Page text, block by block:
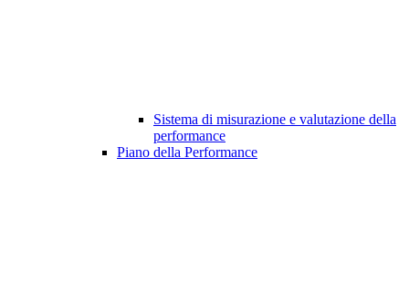
Sistema di misurazione e valutazione della
performance
Piano della Performance